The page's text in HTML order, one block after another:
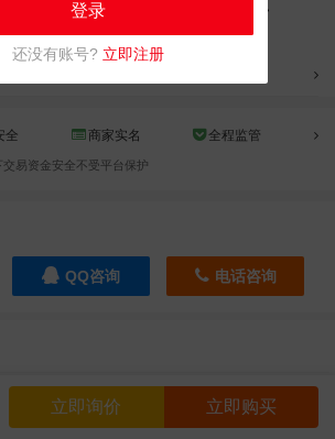
立即询价 立即购买
《传奇演说家》栏目招商
全 商家实名 全程监管
易资金安全不受平台保护
QQ咨询 电话咨询
登录
还没有账号? 立即注册